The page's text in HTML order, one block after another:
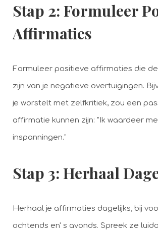
Stap 2: Formuleer
Affirmaties
Formuleer positieve affirmaties die
zijn van je negatieve overtuigingen.
je worstelt met zelfkritiek, zou een
affirmatie kunnen zijn: "Ik waardeer
inspanningen."
Stap 3: Herhaal
Herhaal je affirmaties dagelijks, bij
ochtends en' s avonds. Spreek ze